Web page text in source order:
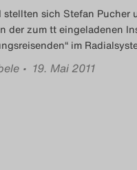
2016
stellten sich Stefan Pucher
der zum tt eingeladenen
im
• 19. Mai 2011